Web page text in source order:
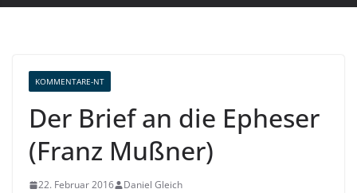
KOMMENTARE-NT
Der Brief an die Epheser
(Franz Mußner)
22. Februar 2016 Daniel Gleich